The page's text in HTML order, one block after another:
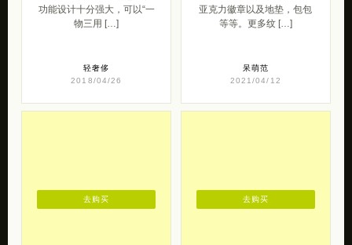
功能设计十分强大，可以“一
物三用 […]
轻奢侈
2018/04/26
亚克力徽章以及地垫，包包
等等。更多纹 […]
呆萌范
2021/04/12
去购买 去购买